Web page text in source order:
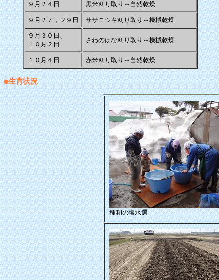
９月２４日 黒米刈り取り～自然乾燥
９月２７，２９日 ササニシキ刈り取り～機械乾燥
９月３０日、
１０月２日
さわのはな刈り取り～機械乾燥
１０月４日 赤米刈り取り～自然乾燥
●生育状況
種籾の塩水選